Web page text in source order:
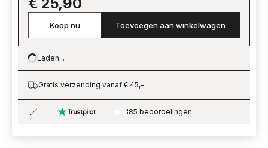
Koop nu Toevoegen aan winkelwagen
Loading…
Laden...
Gratis verzending vanaf € 45,–
185 beoordelingen